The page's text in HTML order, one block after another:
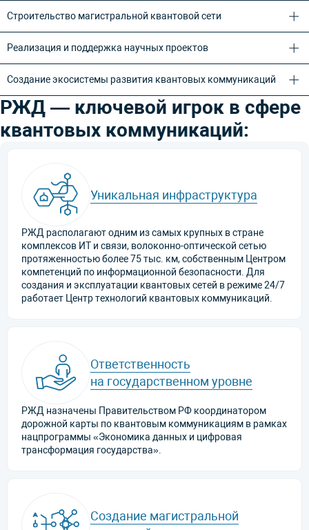
Строительство магистральной квантовой сети
Реализация и поддержка научных проектов
Создание экосистемы развития квантовых коммуникаций
РЖД — ключевой игрок в сфере
квантовых коммуникаций:
Уникальная инфраструктура
РЖД располагают одним из самых крупных в стране
комплексов ИТ и связи, волоконно-оптической сетью
протяженностью более 75 тыс. км, собственным Центром
компетенций по информационной безопасности. Для
создания и эксплуатации квантовых сетей в режиме 24/7
работает Центр технологий квантовых коммуникаций.
Ответственность
на государственном уровне
РЖД назначены Правительством РФ координатором
дорожной карты по квантовым коммуникациям в рамках
нацпрограммы «Экономика данных и цифровая
трансформация государства».
Создание магистральной